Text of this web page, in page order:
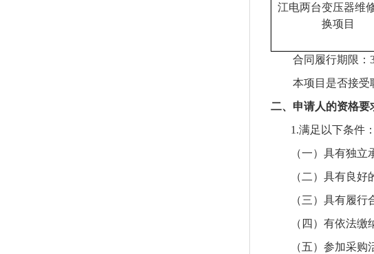
江电两台变压器维
换项目
合同履行期限：
本项目是否接受
二、申请人的资格要
1.满足 以下条件 ：
（一）具有独立
（二）具有良好
（三）具有履行
（四）有依法缴
（五）参加采购